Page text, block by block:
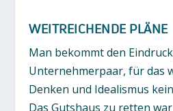
WEITREICHENDE PLÄNE
Man bekommt den
Unternehmerpaar, für das
Denken und Idealismus
Das Gutshaus zu retten